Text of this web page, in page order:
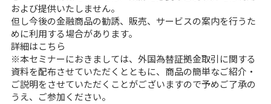
および提供いたしません。
但し今後の金融商品の勧誘、販売、サービスの案内を行うた
めに利用する場合があります。
詳細はこちら
※本セミナーにおきましては、外国為替証拠金取引に関する
資料を配布させていただくとともに、商品の簡単なご紹介・
ご説明をさせていただくことがございますので予めご了承の
うえ、ご参加ください。